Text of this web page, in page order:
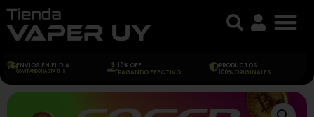
ENVIOS EN EL DIA
COMPRANDO HASTA 18HS
10% OFF
PAGANDO EFECTIVO
PRODUCTOS
100% ORIGINALES